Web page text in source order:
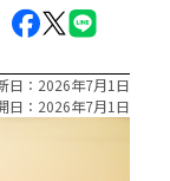
日
2026年7月1日
日
2026年7月1日